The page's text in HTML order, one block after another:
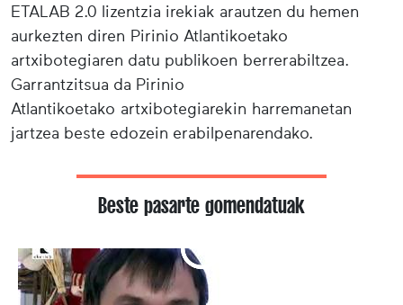
ETALAB 2.0 lizentzia irekiak arautzen du hemen
aurkezten diren Pirinio Atlantikoetako
artxibotegiaren datu publikoen berrerabiltzea.
Garrantzitsua da Pirinio
Atlantikoetako artxibotegiarekin harremanetan
jartzea beste edozein erabilpenarendako.
Beste pasarte gomendatuak